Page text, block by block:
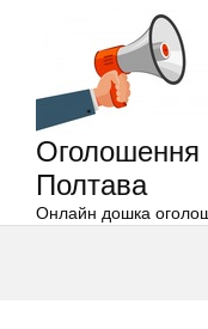
Оголошення
Полтава
Онлайн дошка